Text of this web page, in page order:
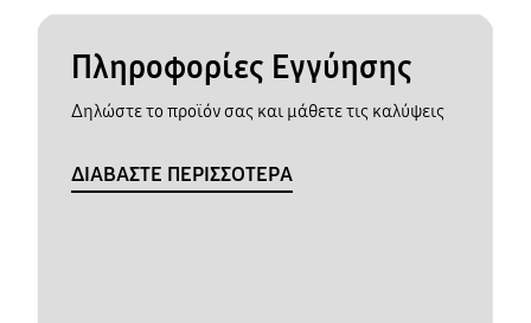
Πληροφορίες Εγγύησης
Δηλώστε το προϊόν σας και μάθετε τις καλύψεις
ΔΙΑΒΑΣΤΕ ΠΕΡΙΣΣΟΤΕΡΑ